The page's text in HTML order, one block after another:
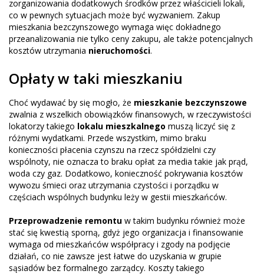
zorganizowania dodatkowych środków przez właścicieli lokali,
co w pewnych sytuacjach może być wyzwaniem. Zakup
mieszkania bezczynszowego wymaga więc dokładnego
przeanalizowania nie tylko ceny zakupu, ale także potencjalnych
kosztów utrzymania nieruchomości.
Opłaty w taki mieszkaniu
Choć wydawać by się mogło, że mieszkanie bezczynszowe
zwalnia z wszelkich obowiązków finansowych, w rzeczywistości
lokatorzy takiego lokalu mieszkalnego muszą liczyć się z
różnymi wydatkami. Przede wszystkim, mimo braku
konieczności płacenia czynszu na rzecz spółdzielni czy
wspólnoty, nie oznacza to braku opłat za media takie jak prąd,
woda czy gaz. Dodatkowo, konieczność pokrywania kosztów
wywozu śmieci oraz utrzymania czystości i porządku w
częściach wspólnych budynku leży w gestii mieszkańców.
Przeprowadzenie remontu w takim budynku również może
stać się kwestią sporną, gdyż jego organizacja i finansowanie
wymaga od mieszkańców współpracy i zgody na podjęcie
działań, co nie zawsze jest łatwe do uzyskania w grupie
sąsiadów bez formalnego zarządcy. Koszty takiego